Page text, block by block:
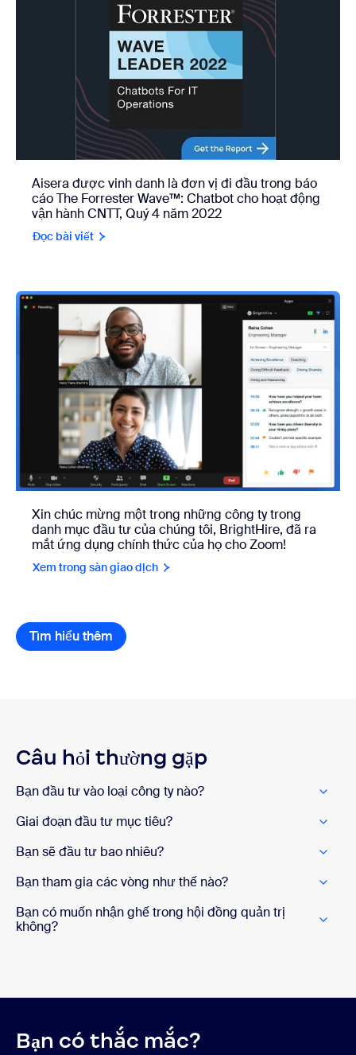
Aisera được vinh danh là đơn vị đi đầu trong báo
cáo The Forrester Wave™: Chatbot cho hoạt động
vận hành CNTT, Quý 4 năm 2022
Đọc bài viết
Xin chúc mừng một trong những công ty trong
danh mục đầu tư của chúng tôi, BrightHire, đã ra
mắt ứng dụng chính thức của họ cho Zoom!
Xem trong sàn giao dịch
Tìm hiểu thêm
Câu hỏi thường gặp
Bạn đầu tư vào loại công ty nào?
Giai đoạn đầu tư mục tiêu?
Bạn sẽ đầu tư bao nhiêu?
Bạn tham gia các vòng như thế nào?
Bạn có muốn nhận ghế trong hội đồng quản trị
không?
Bạn có thắc mắc?